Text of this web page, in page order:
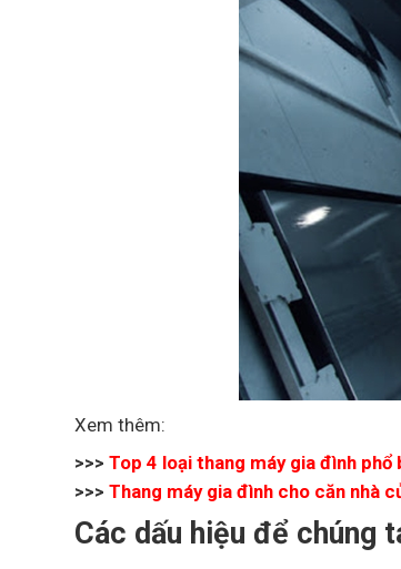
Xem thêm:
>>> Top 4 loại thang máy gia đình phổ
>>> Thang máy gia đình cho căn nhà
Các dấu hiệu để chúng